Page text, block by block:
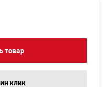
товар
клик